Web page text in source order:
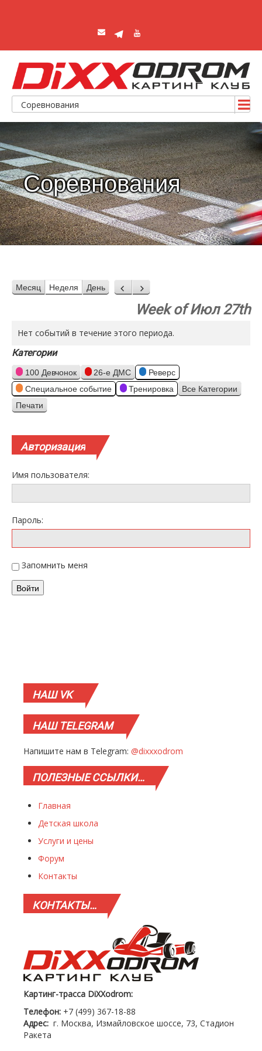
Соревнования
Соревнования
Месяц Неделя День Назад
Вперед
Week of Июл 27th
Нет событий в течение этого периода.
Категории
100 Девчонок 26-е ДМС
Реверс
Специальное событие
Тренировка Все Категории
Просмотр
Печати
Авторизация
Имя пользователя:
Пароль:
Запомнить меня
Войти
НАШVK
НАШTELEGRAM
Напишите нам в Telegram: @dixxxodrom
ПОЛЕЗНЫЕССЫЛКИ…
Главная
Детская школа
Услуги и цены
Форум
Контакты
КОНТАКТЫ…
Картинг-трасса DiXXodrom:
Телефон: +7 (499) 367-18-88
Адрес: г. Москва, Измайловское шоссе, 73, Стадион
Ракета